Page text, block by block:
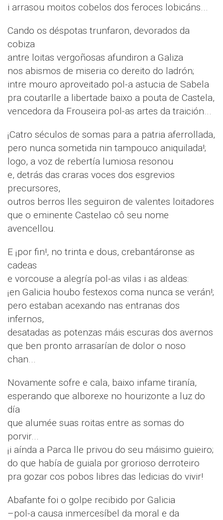
i arrasou moitos cobelos dos feroces lobicáns...
Cando os déspotas trunfaron, devorados da
cobiza
antre loitas vergoñosas afundiron a Galiza
nos abismos de miseria co dereito do ladrón;
intre mouro aproveitado pol-a astucia de Sabela
pra coutarlle a libertade baixo a pouta de Castela,
vencedora da Frouseira pol-as artes da traición...
¡Catro séculos de somas para a patria aferrollada,
pero nunca sometida nin tampouco aniquilada!;
logo, a voz de rebertía lumiosa resonou
e, detrás das craras voces dos esgrevios
precursores,
outros berros lles seguiron de valentes loitadores
que o eminente Castelao cô seu nome
avencellou.
E ¡por fin!, no trinta e dous, crebantáronse as
cadeas
e vorcouse a alegría pol-as vilas i as aldeas:
¡en Galicia houbo festexos coma nunca se verán!;
pero estaban acexando nas entranas dos
infernos,
desatadas as potenzas máis escuras dos avernos
que ben pronto arrasarían de dolor o noso
chan...
Novamente sofre e cala, baixo infame tiranía,
esperando que alborexe no hourizonte a luz do
día
que alumée suas roitas entre as somas do
porvir...
¡i aínda a Parca lle privou do seu máisimo guieiro;
do que había de guiala por grorioso derroteiro
pra gozar cos pobos libres das ledicias do vivir!
Abafante foi o golpe recibido por Galicia
–pol-a causa inmercesíbel da moral e da